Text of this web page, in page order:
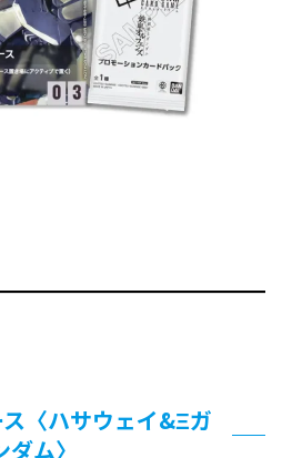
〈ハサウェイ&Ξガ
ダム〉